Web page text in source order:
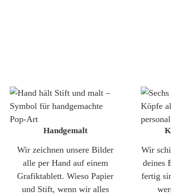
Handgemalt
Wir zeichnen unsere Bilder
alle per Hand auf einem
Grafiktablett. Wieso Papier
und Stift, wenn wir alles
Wir
deines
fertig